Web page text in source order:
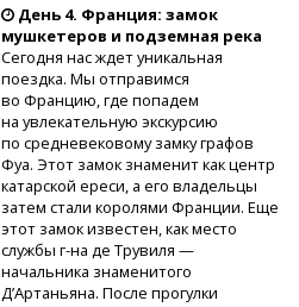
День 4. Франция: замок
мушкетеров и подземная река
Сегодня нас ждет уникальная
поездка. Мы отправимся
во Францию, где попадем
на увлекательную экскурсию
по средневековому замку графов
Фуа. Этот замок знаменит как центр
катарской ереси, а его владельцы
затем стали королями Франции. Еще
этот замок известен, как место
службы г-на де Трувиля —
начальника знаменитого
Д’Артаньяна. После прогулки